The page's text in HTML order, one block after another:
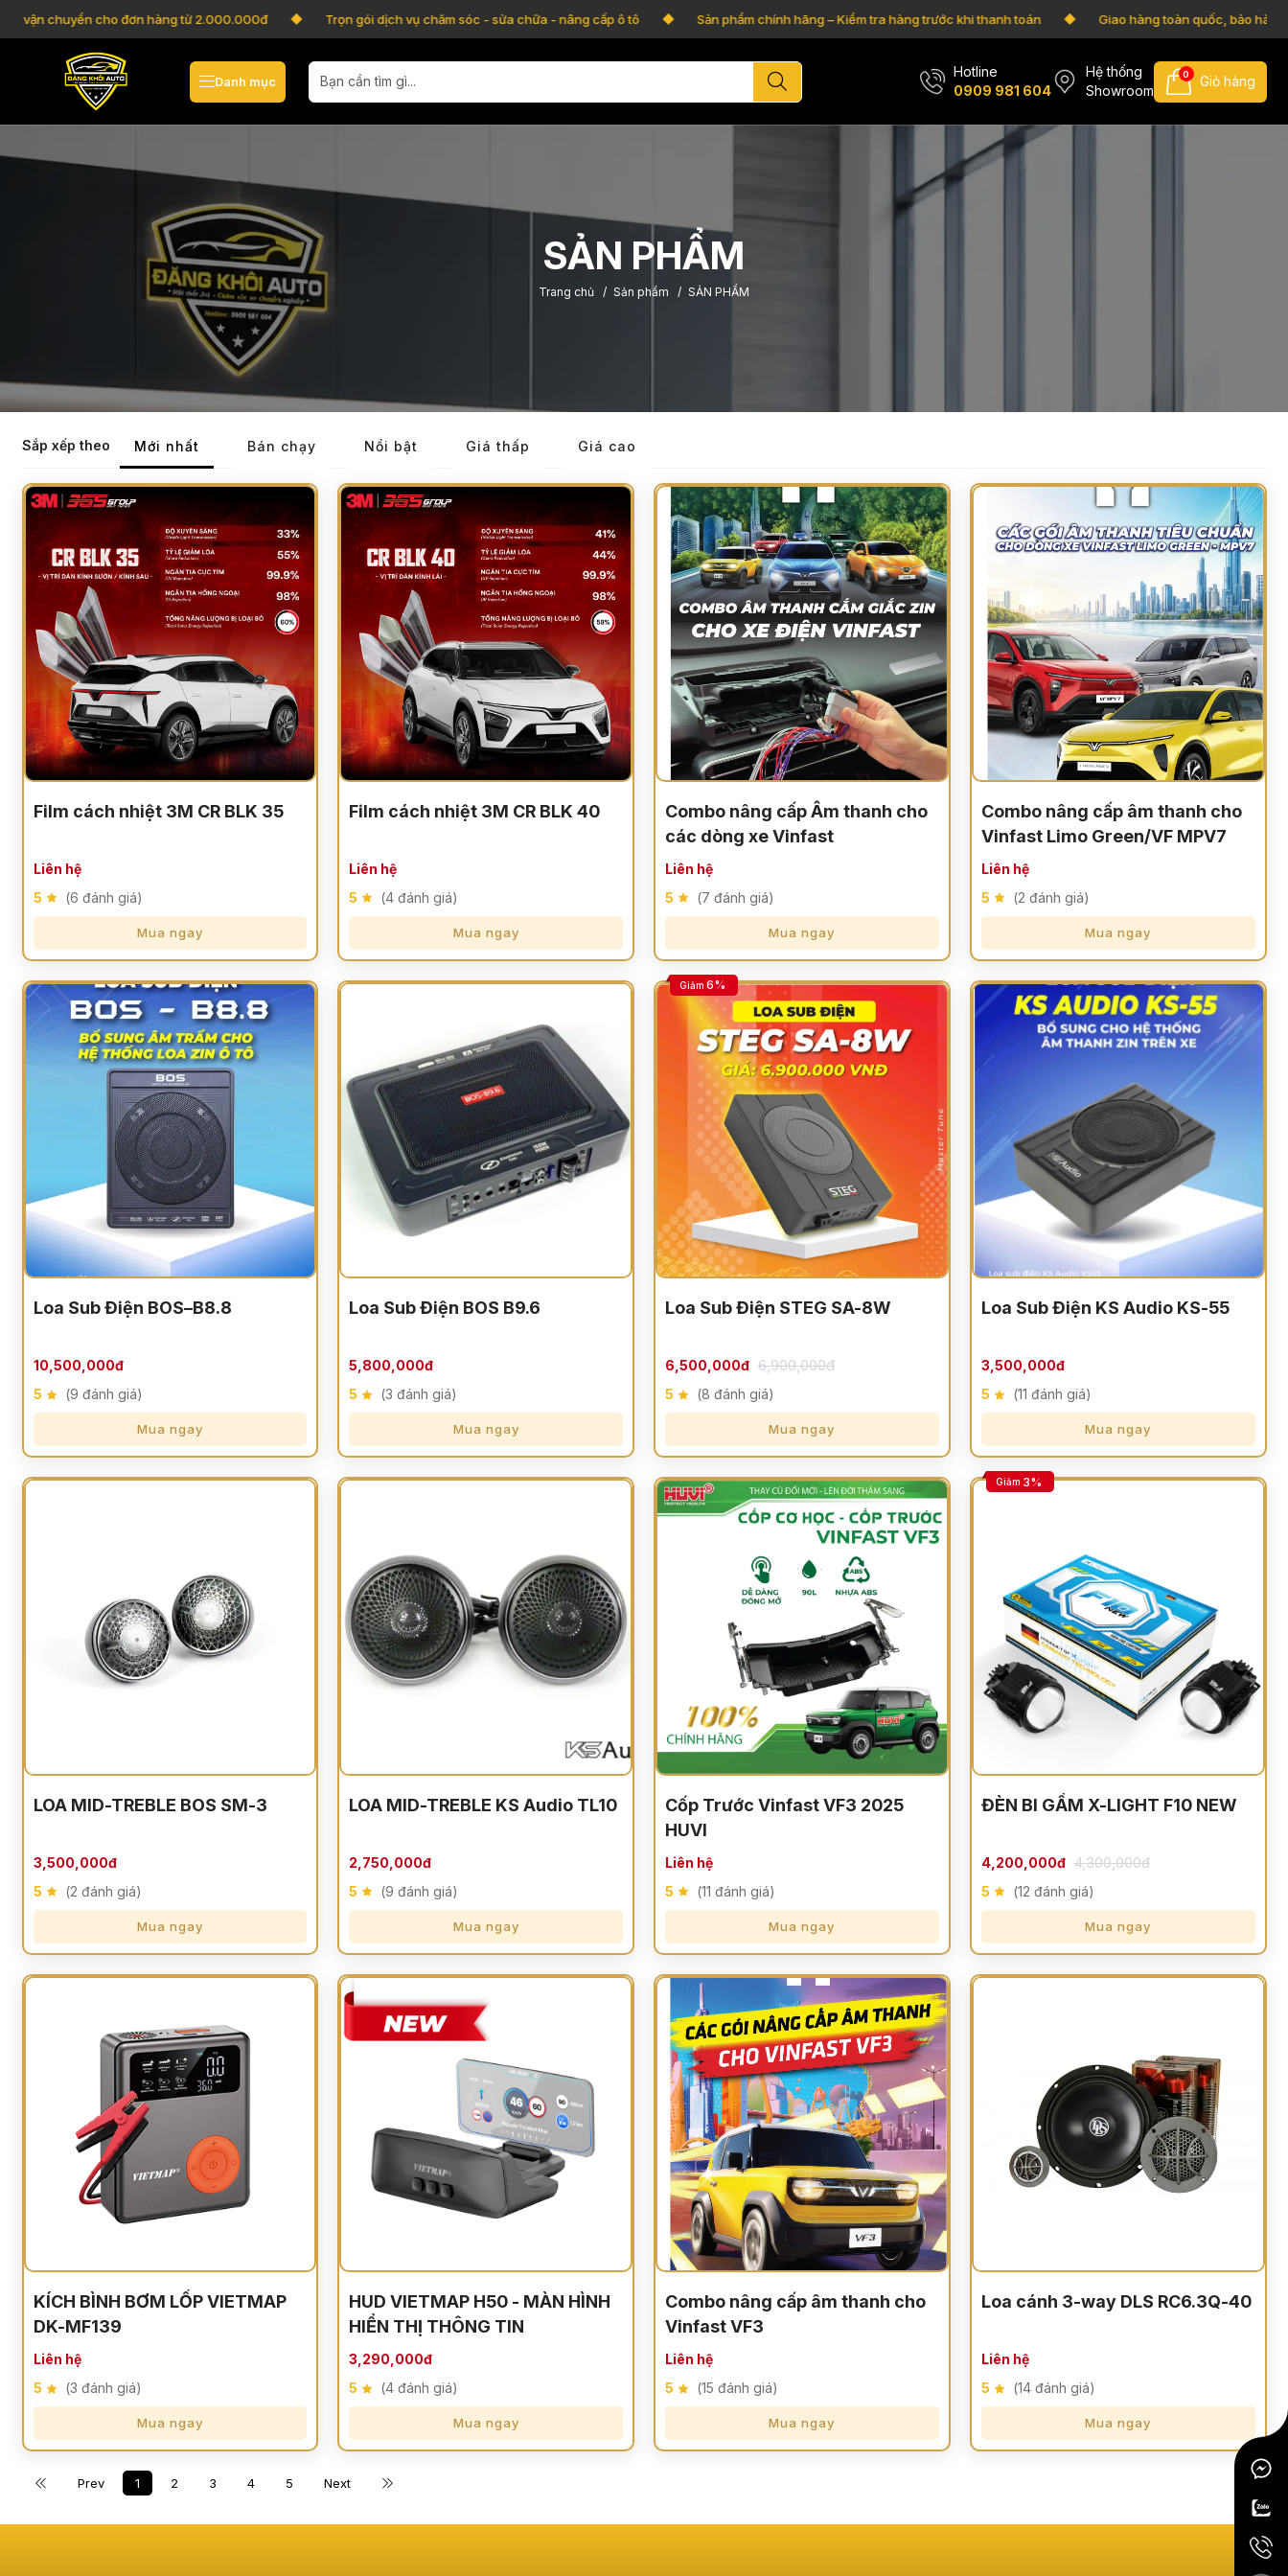
vận chuyển cho đơn hàng từ 2.000.000đ Trọn gói dịch vụ chăm sóc - sửa chữa - nâng cấp ô tô Sản phẩm chính hãng – Kiểm tra hàng trước khi thanh toán Giao hàng toàn quốc, bảo hành
Danh mục
Hotline
0909 981 604
Hệ thống
Showroom
0 Giỏ hàng
SẢN PHẨM
Trang chủ / Sản phẩm / SẢN PHẨM
Sắp xếp theo Mới nhất Bán chạy Nổi bật Giá thấp Giá cao
Film cách nhiệt 3M CR BLK 35
Liên hệ
5
(6 đánh giá)
Mua ngay
Film cách nhiệt 3M CR BLK 40
Liên hệ
5
(4 đánh giá)
Mua ngay
Combo nâng cấp Âm thanh cho
các dòng xe Vinfast
Liên hệ
5
(7 đánh giá)
Mua ngay
Combo nâng cấp âm thanh cho
Vinfast Limo Green/VF MPV7
Liên hệ
5
(2 đánh giá)
Mua ngay
Loa Sub Điện BOS–B8.8
10,500,000đ
5
(9 đánh giá)
Mua ngay
Loa Sub Điện BOS B9.6
5,800,000đ
5
(3 đánh giá)
Mua ngay
Giảm 6%
Loa Sub Điện STEG SA-8W
6,500,000đ 6,900,000đ
5 (8 đánh giá)
Mua ngay
Loa Sub Điện KS Audio KS-55
3,500,000đ
5
(11 đánh giá)
Mua ngay
LOA MID-TREBLE BOS SM-3
3,500,000đ
5
(2 đánh giá)
Mua ngay
LOA MID-TREBLE KS Audio TL10
2,750,000đ
5
(9 đánh giá)
Mua ngay
Cốp Trước Vinfast VF3 2025
HUVI
Liên hệ
5
(11 đánh giá)
Mua ngay
Giảm 3%
ĐÈN BI GẦM X-LIGHT F10 NEW
4,200,000đ 4,300,000đ
5 (12 đánh giá)
Mua ngay
KÍCH BÌNH BƠM LỐP VIETMAP
DK-MF139
Liên hệ
5
(3 đánh giá)
Mua ngay
HUD VIETMAP H50 - MÀN HÌNH
HIỂN THỊ THÔNG TIN
3,290,000đ
5
(4 đánh giá)
Mua ngay
Combo nâng cấp âm thanh cho
Vinfast VF3
Liên hệ
5
(15 đánh giá)
Mua ngay
Loa cánh 3-way DLS RC6.3Q-40
Liên hệ
5
(14 đánh giá)
Mua ngay
Prev 1 2 3 4 5 Next